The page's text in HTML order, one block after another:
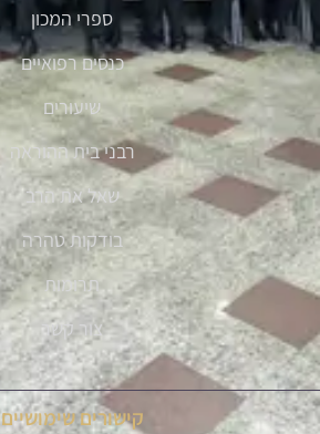
ספרי המכון
כנסים רפואיים
שיעורים
רבני בית ההוראה
שאל את הרב
בודקות טהרה
תרומות
צור קשר
קישורים שימושיים